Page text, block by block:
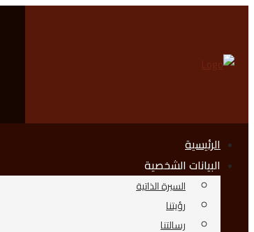
الرئيسية
البيانات الشخصية
السيرة الذاتية
رؤيتنا
رسالتنا